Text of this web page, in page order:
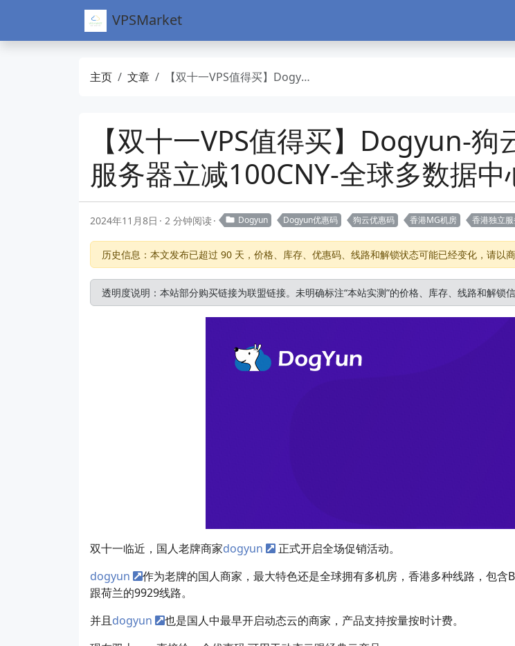
VPSMarket
主页 文章 【双十一VPS值得买】Dogyun-狗云-弹性7折-经典八折-独立服务器立减100CNY-全球多数据中心
【双十一VPS值得买】Dogyun-
服务器立减100CNY-全球多数据中
2024年11月8日 2 分钟阅读 Dogyun Dogyun优惠码 狗云优惠码 香港MG机房 香港独立
历史信息：本文发布已超过 90 天，价格、库存、优惠码、线路和解锁状态可能已经变化，请以
透明度说明：本站部分购买链接为联盟链接。未明确标注“本站实测”的价格、库存、线路和解锁
双十一临近，国人老牌商家dogyun
正式开启全场促销活动。
dogyun
作为老牌的国人商家，最大特色还是全球拥有多机房，香港多种线路，包
跟荷兰的9929线路。
并且dogyun
也是国人中最早开启动态云的商家，产品支持按量按时计费。